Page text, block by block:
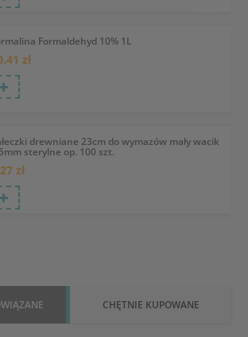
Formaldehyd 10% 1L
zł
drewniane 23cm do wymazów mały wacik
sterylne op. 100 szt.
zł
CHĘTNIE KUPOWANE